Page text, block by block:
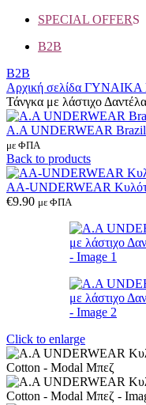
SPECIAL OFFERS
B2B
B2B
Αρχική σελίδα ΓΥΝΑΙΚΑ
Τάνγκα με λάστιχο
Α.A UNDERWEAR
με ΦΠΑ
Back to products
AA-UNDERWEAR
€9.90 με ΦΠΑ
Click to enlarge